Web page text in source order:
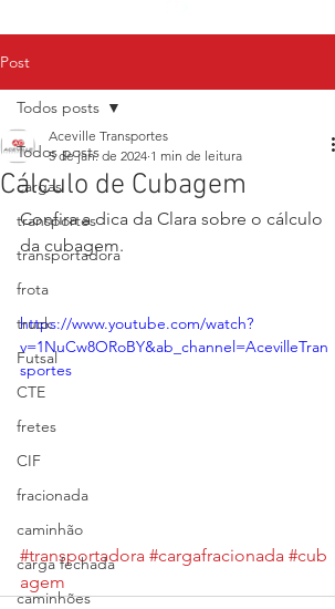
Post
Todos posts
cargas
transportes
transportadora
frota
truck
Futsal
CTE
fretes
CIF
fracionada
caminhão
carga fechada
caminhões
Todos posts
Cálculo de Cubagem
Aceville Transportes
5 de jan. de 2024 1 min de leitura
Confira a dica da Clara sobre o cálculo
da cubagem.
https://www.youtube.com/watch?
v=1NuCw8ORoBY&ab_channel=AcevilleTran
sportes
#transportadora #cargafracionada #cub
agem